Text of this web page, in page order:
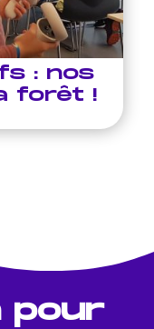
: nos
forêt !
pour